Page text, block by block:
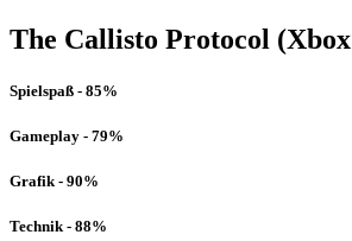
The Callisto Protocol
Spielspaß - 85%
Gameplay - 79%
Grafik - 90%
Technik - 88%